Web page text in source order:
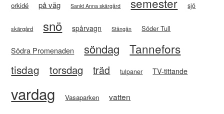
orkidé på väg Sankt Anna skärgård sjö
skärgård snö spårvagn Stångån Söder Tull
Södra Promenaden söndag Tannefors
tisdag torsdag träd tulpaner TV-tittande
vardag Vasaparken vatten